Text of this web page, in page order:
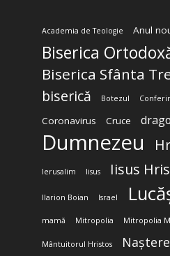
Academia de Teologie Anul
Biserica
Biserica Sfânta
biserică Botezul
Coronavirus
Cruce
Dumnezeu
Ierusalim Iisus Iisus
Ilarion Boian Israel
mamă Mitropolia Mitropolia
Mântuitorul Hristos